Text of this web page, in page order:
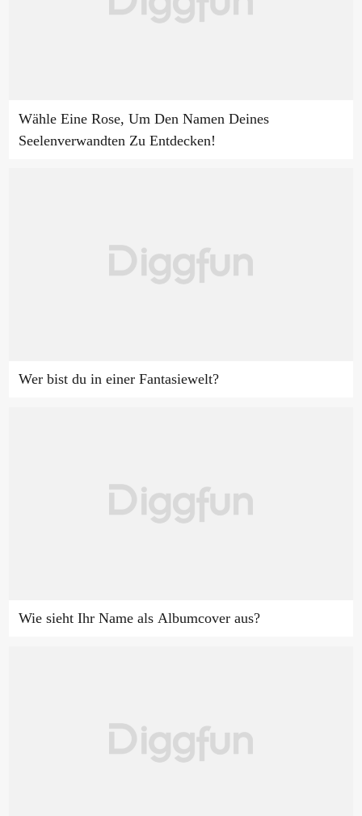
Wähle Eine Rose, Um Den Namen Deines
Seelenverwandten Zu Entdecken!
Wer bist du in einer Fantasiewelt?
Wie sieht Ihr Name als Albumcover aus?